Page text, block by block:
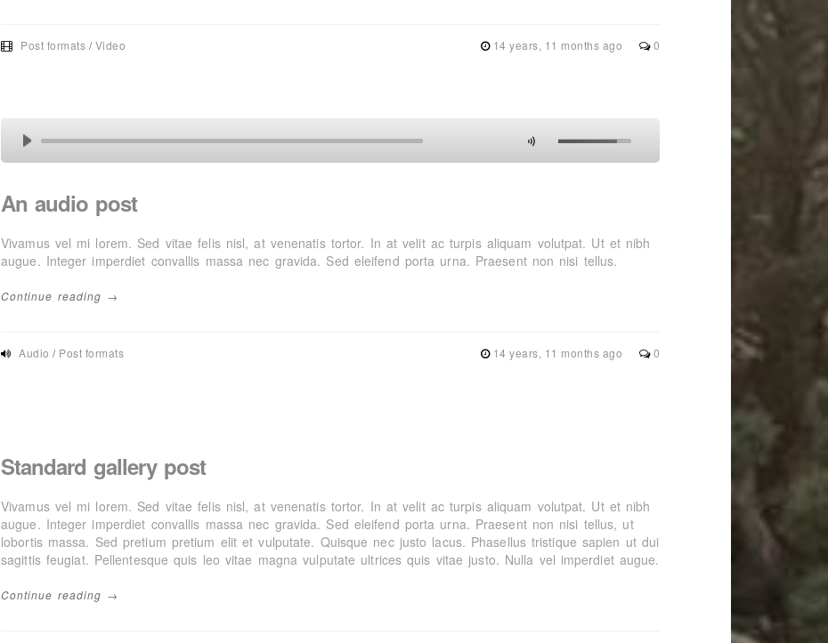
Post formats /Video 14 years, 11 months ago 0
An audio post
Vivamus vel mi lorem. Sed vitae felis nisl, at venenatis tortor. In at velit ac turpis aliquam volutpat. Ut et nibh
augue. Integer imperdiet convallis massa nec gravida. Sed eleifend porta urna. Praesent non nisi tellus.
Continue reading →
Audio / Post formats 14 years, 11 months ago 0
Standard gallery post
Vivamus vel mi lorem. Sed vitae felis nisl, at venenatis tortor. In at velit ac turpis aliquam volutpat. Ut et nibh
augue. Integer imperdiet convallis massa nec gravida. Sed eleifend porta urna. Praesent non nisi tellus, ut
lobortis massa. Sed pretium pretium elit et vulputate. Quisque nec justo lacus. Phasellus tristique sapien ut dui
sagittis feugiat. Pellentesque quis leo vitae magna vulputate ultrices quis vitae justo. Nulla vel imperdiet augue.
Continue reading →